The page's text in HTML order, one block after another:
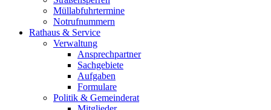
Müllabfuhrtermine
Notrufnummern
Rathaus & Service
Verwaltung
Ansprechpartner
Sachgebiete
Aufgaben
Formulare
Politik & Gemeinderat